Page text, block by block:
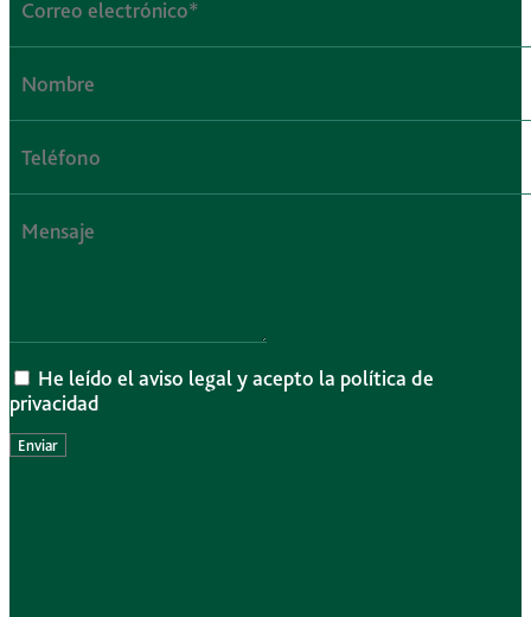
He leído el aviso legal y acepto la política de
privacidad
Enviar